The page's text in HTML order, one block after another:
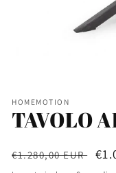
HOMEMOTION
TAVOLO
Prezzo
€1.280,00 EUR